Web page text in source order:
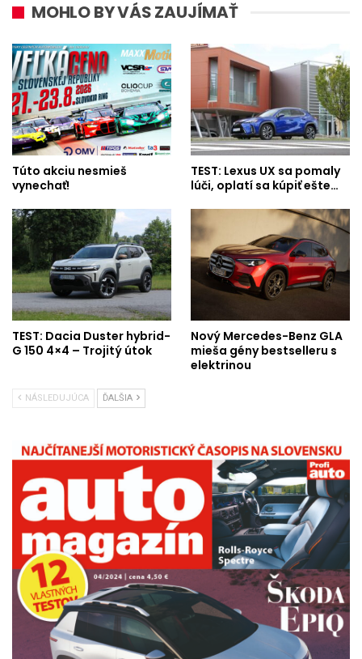
MOHLO BY VÁS ZAUJÍMAŤ
Túto akciu nesmieš
vynechať!
TEST: Lexus UX sa pomaly
lúči, oplatí sa kúpiť ešte…
TEST: Dacia Duster hybrid-
G 150 4×4 – Trojitý útok
Nový Mercedes-Benz GLA
mieša gény bestselleru s
elektrinou
NÁSLEDUJÚCA ĎALŠIA